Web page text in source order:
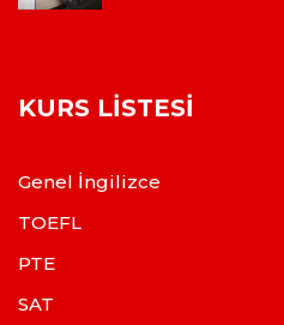
KURS LISTESI
Genel İngilizce
TOEFL
PTE
SAT